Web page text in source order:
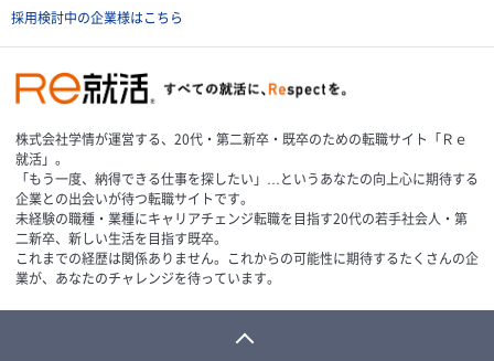
採用検討中の企業様はこちら
株式会社学情が運営する、20代・第二新卒・既卒のための転職サイト「Ｒｅ
就活」。
「もう一度、納得できる仕事を探したい」…というあなたの向上心に期待する
企業との出会いが待つ転職サイトです。
未経験の職種・業種にキャリアチェンジ転職を目指す20代の若手社会人・第
二新卒、新しい生活を目指す既卒。
これまでの経歴は関係ありません。これからの可能性に期待するたくさんの企
業が、あなたのチャレンジを待っています。